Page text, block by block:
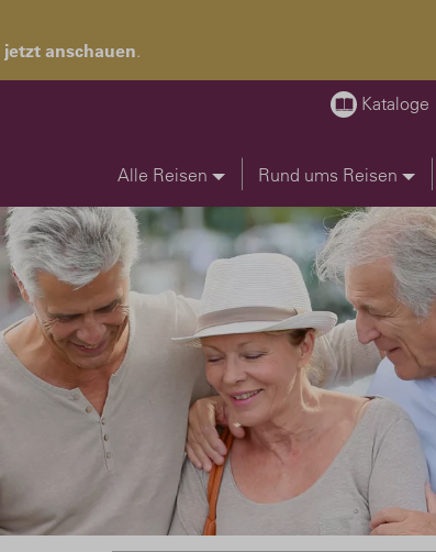
jetzt anschauen.
Kataloge
Alle Reisen Rund ums Reisen